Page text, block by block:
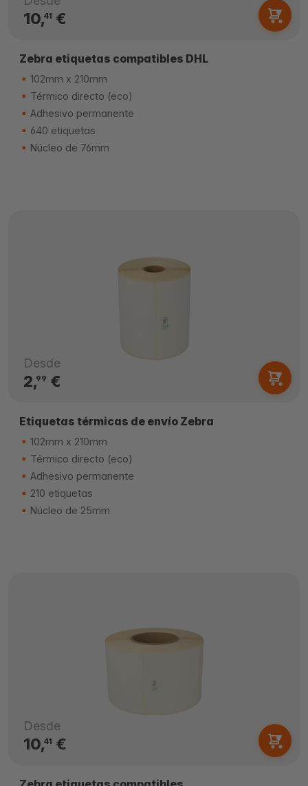
10,41 €
Zebra etiquetas compatibles DHL
102mm x 210mm
Térmico directo (eco)
Adhesivo permanente
640 etiquetas
Núcleo de 76mm
Desde
2,99 €
Etiquetas térmicas de envío Zebra
102mm x 210mm
Térmico directo (eco)
Adhesivo permanente
210 etiquetas
Núcleo de 25mm
Desde
10,41 €